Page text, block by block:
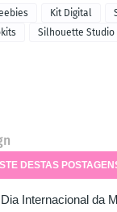
Kit Digital
Silhouette Studio
DESTAS
Internacional da